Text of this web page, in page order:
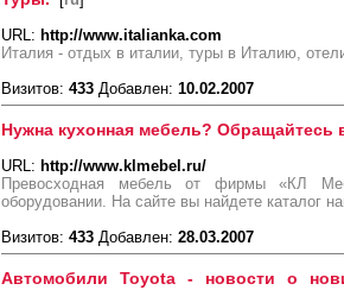
URL: http://www.italianka.com
Италия - отдых в италии, туры в Италию,
Визитов: 433 Добавлен: 10.02.2007
Нужна кухонная мебель? Обращайтесь
URL: http://www.klmebel.ru/
Превосходная мебель от фирмы «КЛ
оборудовании. На сайте вы найдете каталог
Визитов: 433 Добавлен: 28.03.2007
Автомобили Toyota - новости о